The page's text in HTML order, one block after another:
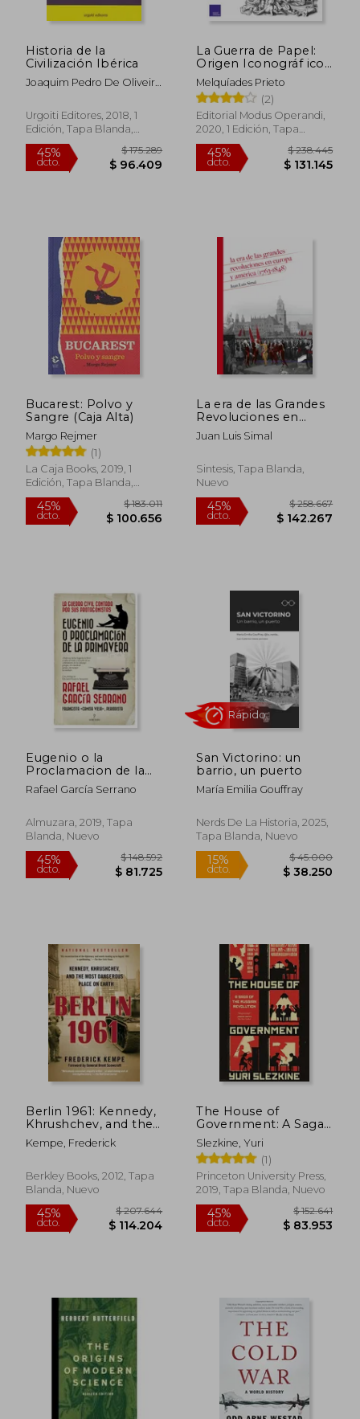
$ 91.944
45%
dcto. $
Historia de la
Civilización Ibérica
Joaquim Pedro De Oliveira
Urgoiti Editores, 2018, 1
Edición, Tapa Blanda,
Nuevo
45%
dcto.
$ 175.289
$ 96.409
La Guerra de Papel:
Origen Iconográf ico
de la Leyenda Negra
Melquíades Prieto
(2)
Editorial Modus Operandi,
2020, 1 Edición, Tapa
Blanda, Nuevo
dcto. $
Bucarest: Polvo y
Sangre (Caja Alta)
Margo Rejmer
(1)
La Caja Books, 2019, 1
Edición, Tapa Blanda,
Nuevo
45% $ 183.011
La era de las Grandes
Revoluciones en
Europa y América
(1763-1848): 20
Juan Luis Simal
Sintesis, Tapa Blanda,
Nuevo
45% $
Eugenio o la
Proclamacion de la
Primavera
Rafael García Serrano
Almuzara, 2019, Tapa
Blanda, Nuevo
San Victorino: un
barrio, un puerto
María Emilia Gouffray
Nerds De La Historia, 2025,
Tapa Blanda, Nuevo
Rápido
Berlin 1961: Kennedy,
Khrushchev, and the
Most Dangerous
Place on Earth (en
Kempe, Frederick
Berkley Books, 2012, Tapa
Blanda, Nuevo
The House of
Government: A Saga
of the Russian
Revolution (en
Inglés)
Slezkine, Yuri
(1)
Princeton University Press,
2019, Tapa Blanda, Nuevo